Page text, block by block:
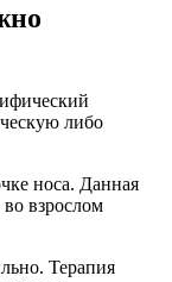
либо
носа. Данная
во взрослом
Терапия